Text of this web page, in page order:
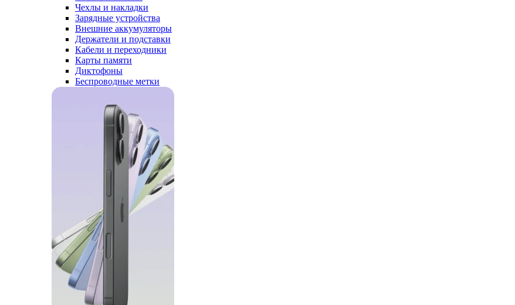
Чехлы и накладки
Зарядные устройства
Внешние аккумуляторы
Держатели и подставки
Кабели и переходники
Карты памяти
Диктофоны
Беспроводные метки